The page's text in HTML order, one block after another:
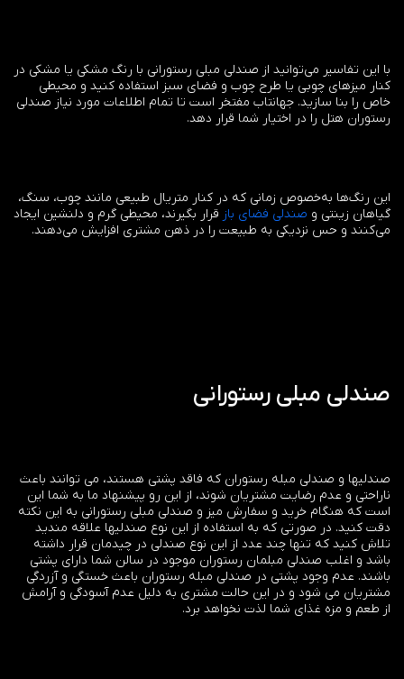
با این تفاسیر می‌توانید از صندلی مبلی رستورانی با رنگ مشکی یا مشکی در
کنار میزهای چوبی یا طرح چوب و فضای سبز استفاده کنید و محیطی
خاص را بنا سازید. جهانتاب مفتخر است تا تمام اطلاعات مورد نیاز صندلی
رستوران هتل را در اختیار شما قرار دهد.
این رنگ‌ها به‌خصوص زمانی که در کنار متریال طبیعی مانند چوب، سنگ،
گیاهان زینتی و صندلی فضای باز قرار بگیرند، محیطی گرم و دلنشین ایجاد
می‌کنند و حس نزدیکی به طبیعت را در ذهن مشتری افزایش می‌دهند.
صندلی مبلی رستورانی
صندلیها و صندلی مبله رستوران که فاقد پشتی هستند، می توانند باعث
ناراحتی و عدم رضایت مشتریان شوند، از این رو پیشنهاد ما به شما این
است که هنگام خرید و سفارش میز و صندلی مبلی رستورانی به این نکته
دقت کنید. در صورتی که به استفاده از این نوع صندلیها علاقه مندید
تلاش کنید که تنها چند عدد از این نوع صندلی در چیدمان قرار داشته
باشد و اغلب صندلی مبلمان رستوران موجود در سالن شما دارای پشتی
باشند. عدم وجود پشتی در صندلی مبله رستوران باعث خستگی و آزردگی
مشتریان می شود و در این حالت مشتری به دلیل عدم آسودگی و آرامش
از طعم و مزه غذای شما لذت نخواهد برد.